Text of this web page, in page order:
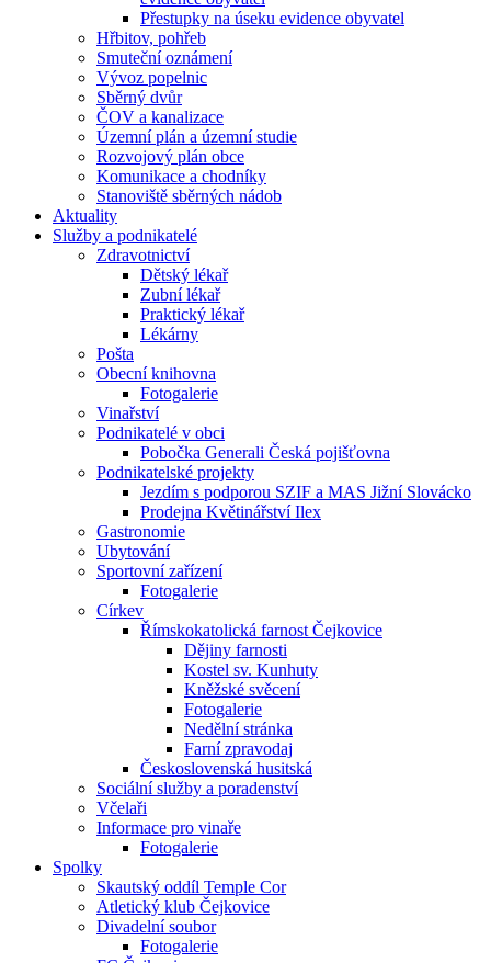
Přestupky na úseku evidence obyvatel
Hřbitov, pohřeb
Smuteční oznámení
Vývoz popelnic
Sběrný dvůr
ČOV a kanalizace
Územní plán a územní studie
Rozvojový plán obce
Komunikace a chodníky
Stanoviště sběrných nádob
Aktuality
Služby a podnikatelé
Zdravotnictví
Dětský lékař
Zubní lékař
Praktický lékař
Lékárny
Pošta
Obecní knihovna
Fotogalerie
Vinařství
Podnikatelé v obci
Pobočka Generali Česká pojišťovna
Podnikatelské projekty
Jezdím s podporou SZIF a MAS Jižní Slovácko
Prodejna Květinářství Ilex
Gastronomie
Ubytování
Sportovní zařízení
Fotogalerie
Církev
Římskokatolická farnost Čejkovice
Dějiny farnosti
Kostel sv. Kunhuty
Kněžské svěcení
Fotogalerie
Nedělní stránka
Farní zpravodaj
Československá husitská
Sociální služby a poradenství
Včelaři
Informace pro vinaře
Fotogalerie
Spolky
Skautský oddíl Temple Cor
Atletický klub Čejkovice
Divadelní soubor
Fotogalerie